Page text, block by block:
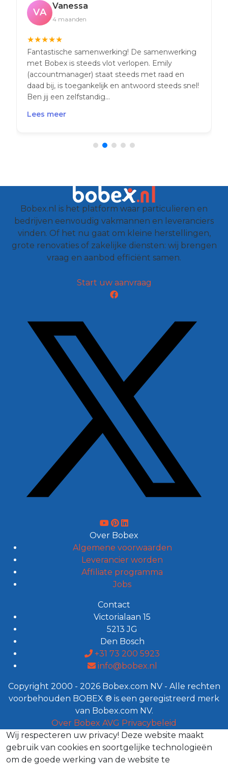
VA
Vanessa
4 maanden
★★★★★
Fantastische samenwerking! De samenwerking
met Bobex is steeds vlot verlopen. Emily
(accountmanager) staat steeds met raad en
daad bij, is toegankelijk en antwoord steeds snel!
Ben jij een zelfstandig...
Lees meer
Bobex.nl is het platform waar particulieren en
bedrijven eenvoudig vakmannen en leveranciers
vinden. Of het nu gaat om kleine herstellingen,
grote renovaties of zakelijke diensten: wij brengen
vraag en aanbod efficiënt samen.
Start uw aanvraag
Over Bobex
Algemene voorwaarden
Leverancier worden
Affiliate programma
Jobs
Contact
Victorialaan 15
5213 JG
Den Bosch
+31 73 200 5923
info@bobex.nl
Copyright 2000 - 2026 Bobex.com NV - Alle rechten
voorbehouden BOBEX ® is een geregistreerd merk
van Bobex.com NV.
Over Bobex AVG Privacybeleid
Wij respecteren uw privacy! Deze website maakt
gebruik van cookies en soortgelijke technologieën
om de goede werking van de website te